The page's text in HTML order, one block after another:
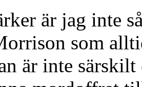
är jag inte
som
är inte